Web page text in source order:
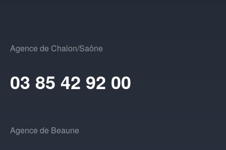
Agence de Chalon/Saône
03 85 42 92 00
Agence de Beaune